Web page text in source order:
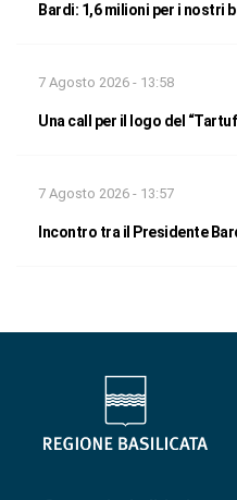
Bardi: 1,6 milioni per i nostri
7 Agosto 2026 - 13:58
Una call per il logo del
7 Agosto 2026 - 13:57
Incontro tra il Presidente